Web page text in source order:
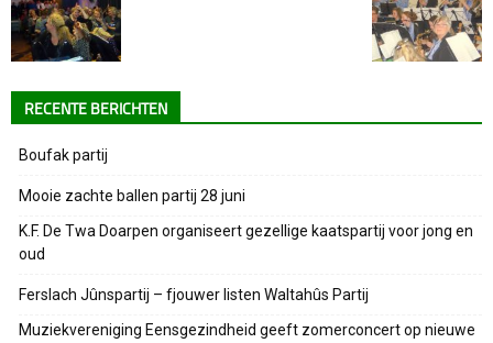
RECENTE BERICHTEN
Boufak partij
Mooie zachte ballen partij 28 juni
K.F. De Twa Doarpen organiseert gezellige kaatspartij voor jong en
oud
Ferslach Jûnspartij – fjouwer listen Waltahûs Partij
Muziekvereniging Eensgezindheid geeft zomerconcert op nieuwe